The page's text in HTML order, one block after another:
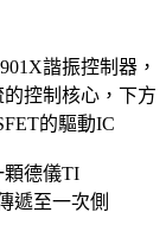
諧振控制器，
控制核心，下方
的驅動IC
顆德儀TI
遞至一次側